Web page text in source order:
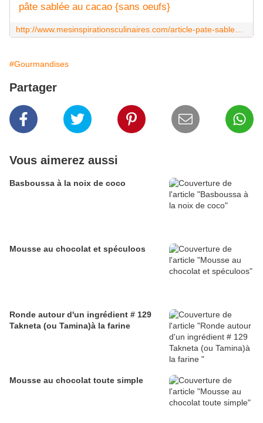
pâte sablée au cacao {sans oeufs}
#Gourmandises
Partager
Vous aimerez aussi
Basboussa à la noix de coco
Mousse au chocolat et spéculoos
Ronde autour d'un ingrédient # 129
Takneta (ou Tamina)à la farine
Mousse au chocolat toute simple